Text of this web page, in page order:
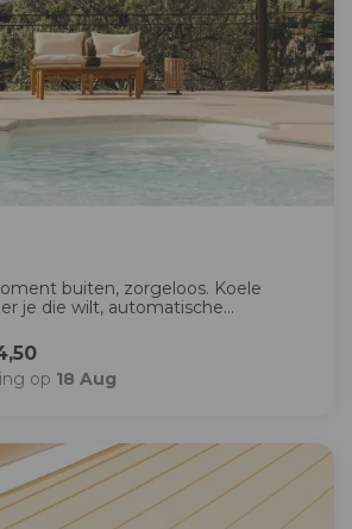
buiten, zorgeloos. Koele
je die wilt, automatische...
op 18 Aug